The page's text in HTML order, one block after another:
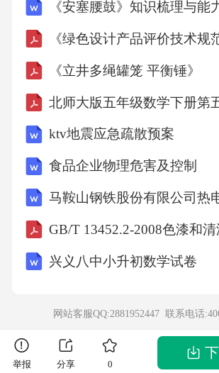
究》的成员，为了更好地了解真实
号餐饮品牌的数字化状态，特展开
查。本次调查不记名的方式进行，
23F.其他()4A.钉钉5（）A.抖音号E
视频7数字工具等）方面投入金额
在哪些,希望得到什么的“大考”。在
控政策关停门店的情况下，电商
播带货和社区团购成为了老字号餐
命稻草”。杏花楼将门店作为前置
《立井多绳罐笼 平衡锤》
ktv地震应急疏散预案
食品企业物理危害及控制
兴义八中小升初数学试卷
网站客服QQ:2881952447 联系电话:
举报 分享 0